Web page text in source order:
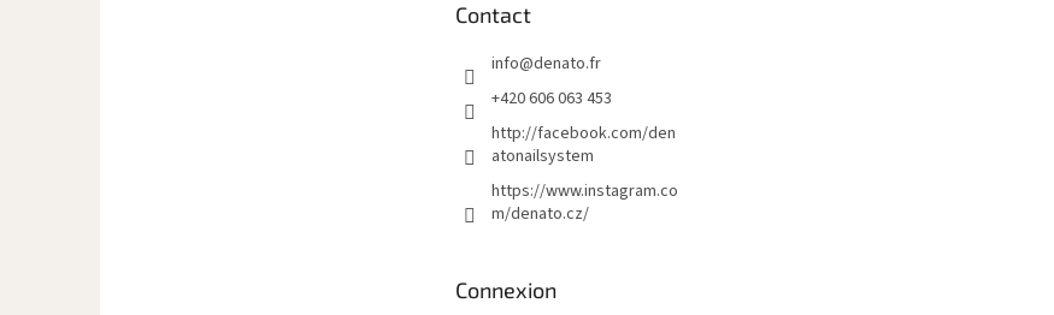
Contact
info@denato.fr
+420 606 063 453
http://facebook.com/den
atonailsystem
https://www.instagram.co
m/denato.cz/
Connexion